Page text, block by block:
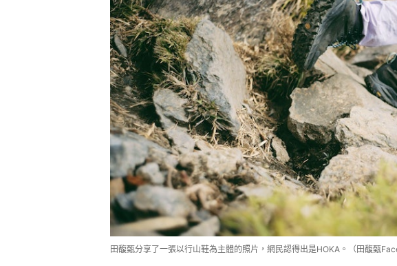
田馥甄分享了一張以行山鞋為主體的照片，網民認得出是HOKA。（田馥甄